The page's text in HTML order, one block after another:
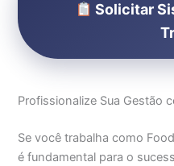
Solicitar
Profissionalize Sua Gestão
Se você trabalha como
é fundamental para o